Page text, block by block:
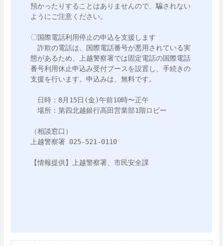
預かったりすることはありませんので、騙されない
ようにご注意ください。
〇国際電話利用停止の申込を支援します
詐欺の電話は、国際電話番号が悪用されている実
態があるため、上越警察署では固定電話の国際電話
番号利用休止申込み受付ブースを設置し、手続きの
支援を行います。申込みは、無料です。
日時：8月15日(金)午前10時〜正午
場所：第四北越銀行高田営業部1階ロビー
（相談窓口）
上越警察署 025-521-0110
【情報提供】上越警察署、市民安全課